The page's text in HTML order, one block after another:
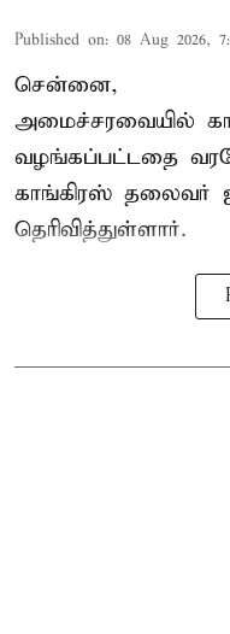
Published on: 08 Aug 2026,
சென்னை,
அமைச்சரவையில்
வழங்கப்பட்டதை
காங்கிரஸ் தலைவர்
தெரிவித்துள்ளார்.